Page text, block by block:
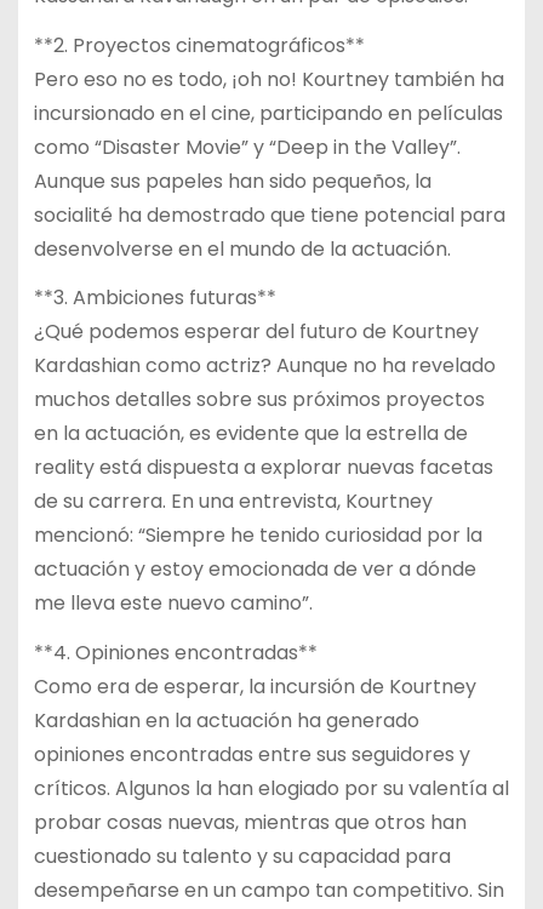
**2. Proyectos cinematográficos**
Pero eso no es todo, ¡oh no! Kourtney también ha
incursionado en el cine, participando en películas
como “Disaster Movie” y “Deep in the Valley”.
Aunque sus papeles han sido pequeños, la
socialité ha demostrado que tiene potencial para
desenvolverse en el mundo de la actuación.
**3. Ambiciones futuras**
¿Qué podemos esperar del futuro de Kourtney
Kardashian como actriz? Aunque no ha revelado
muchos detalles sobre sus próximos proyectos
en la actuación, es evidente que la estrella de
reality está dispuesta a explorar nuevas facetas
de su carrera. En una entrevista, Kourtney
mencionó: “Siempre he tenido curiosidad por la
actuación y estoy emocionada de ver a dónde
me lleva este nuevo camino”.
**4. Opiniones encontradas**
Como era de esperar, la incursión de Kourtney
Kardashian en la actuación ha generado
opiniones encontradas entre sus seguidores y
críticos. Algunos la han elogiado por su valentía al
probar cosas nuevas, mientras que otros han
cuestionado su talento y su capacidad para
desempeñarse en un campo tan competitivo. Sin